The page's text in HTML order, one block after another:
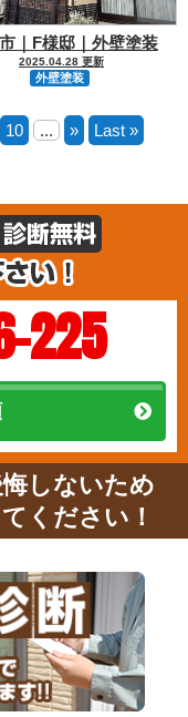
｜F様邸｜外壁塗装
2025.04.28 更新
外壁塗装
10 ... » Last »
225
しないため
ください！